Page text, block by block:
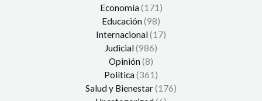
Economía(171)
Educación(98)
Internacional(17)
Judicial(986)
Opinión(8)
Política(361)
Salud y Bienestar(176)